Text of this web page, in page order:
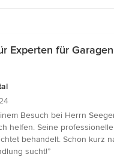
Experten für
Besuch bei Herrn
helfen. Seine
behandelt. Schon kurz
sucht!”